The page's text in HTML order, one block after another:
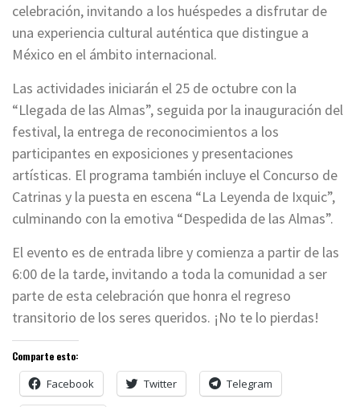
celebración, invitando a los huéspedes a disfrutar de
una experiencia cultural auténtica que distingue a
México en el ámbito internacional.
Las actividades iniciarán el 25 de octubre con la
“Llegada de las Almas”, seguida por la inauguración del
festival, la entrega de reconocimientos a los
participantes en exposiciones y presentaciones
artísticas. El programa también incluye el Concurso de
Catrinas y la puesta en escena “La Leyenda de Ixquic”,
culminando con la emotiva “Despedida de las Almas”.
El evento es de entrada libre y comienza a partir de las
6:00 de la tarde, invitando a toda la comunidad a ser
parte de esta celebración que honra el regreso
transitorio de los seres queridos. ¡No te lo pierdas!
Comparte esto:
Facebook Twitter Telegram